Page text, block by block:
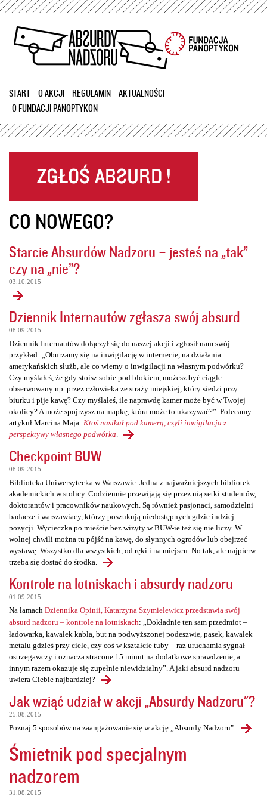
Przejdź
treści
START O AKCJI REGULAMIN
AKTUALNOŚCI
O FUNDACJI PANOPTYKON
CO NOWEGO?
Starcie Absurdów Nadzoru – jesteś na „tak”
czy na „nie”?
03.10.2015
Dziennik Internautów zgłasza swój absurd
08.09.2015
Dziennik Internautów dołączył się do naszej akcji i zgłosił nam swój
przykład: „Oburzamy się na inwigilację w internecie, na działania
amerykańskich służb, ale co wiemy o inwigilacji na własnym podwórku?
Czy myślałeś, że gdy stoisz sobie pod blokiem, możesz być ciągle
obserwowany np. przez człowieka ze straży miejskiej, który siedzi przy
biurku i pije kawę? Czy myślałeś, ile naprawdę kamer może być w Twojej
okolicy? A może spojrzysz na mapkę, która może to ukazywać?”. Polecamy
artykuł Marcina Maja: Ktoś nasikał pod kamerą, czyli inwigilacja z
perspektywy własnego podwórka
Checkpoint BUW
08.09.2015
Biblioteka Uniwersytecka w Warszawie. Jedna z najważniejszych bibliotek
akademickich w stolicy. Codziennie przewijają się przez nią setki studentów,
doktorantów i pracowników naukowych. Są również pasjonaci, samodzielni
badacze i warszawiacy, którzy poszukują niedostępnych gdzie indziej
pozycji. Wycieczka po mieście bez wizyty w BUW-ie też się nie liczy. W
wolnej chwili można tu pójść na kawę, do słynnych ogrodów lub obejrzeć
wystawę. Wszystko dla wszystkich, od ręki i na miejscu. No tak, ale najpierw
trzeba się dostać do środka.
Kontrole na lotniskach i absurdy nadzoru
01.09.2015
Na łamach Dziennika Opinii, Katarzyna Szymielewicz przedstawia swój
absurd nadzoru – kontrole na lotniskach: „Dokładnie ten sam przedmiot –
ładowarka, kawałek kabla, but na podwyższonej podeszwie, pasek, kawałek
metalu gdzieś przy ciele, czy coś w kształcie tuby – raz uruchamia sygnał
ostrzegawczy i oznacza stracone 15 minut na dodatkowe sprawdzenie, a
innym razem okazuje się zupełnie niewidzialny”. A jaki absurd nadzoru
uwiera Ciebie najbardziej?
Jak wziąć udział w akcji „Absurdy Nadzoru"?
25.08.2015
Poznaj 5 sposobów na zaangażowanie się w akcję „Absurdy Nadzoru".
Śmietnik pod specjalnym
nadzorem
31.08.2015